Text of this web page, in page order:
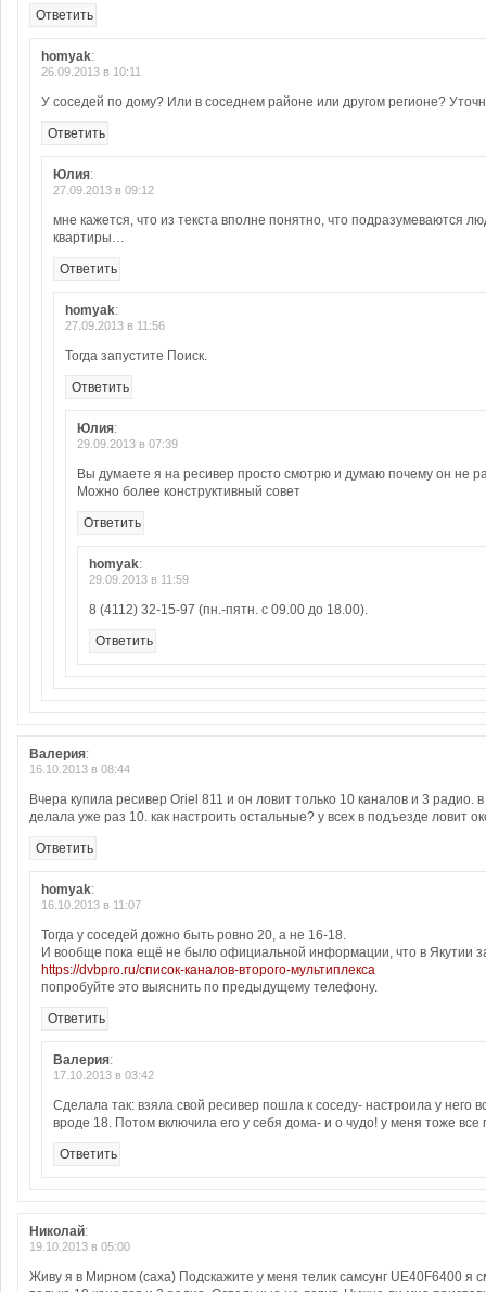
Ответить
homyak:
26.09.2013 в 10:11
У соседей по дому? Или в соседнем районе или другом регионе?
Ответить
Юлия:
27.09.2013 в 09:12
мне кажется, что из текста вполне понятно, что подразумеваются
квартиры…
Ответить
homyak:
27.09.2013 в 11:56
Тогда запустите Поиск.
Ответить
Юлия:
29.09.2013 в 07:39
Вы думаете я на ресивер просто смотрю и думаю почему он не
Можно более конструктивный совет
Ответить
homyak:
29.09.2013 в 11:59
8 (4112) 32-15-97 (пн.-пятн. с 09.00 до 18.00).
Ответить
Валерия:
16.10.2013 в 08:44
Вчера купила ресивер Oriel 811 и он ловит только 10 каналов и 3 радио.
делала уже раз 10. как настроить остальные? у всех в подъезде ловит
Ответить
homyak:
16.10.2013 в 11:07
Тогда у соседей дожно быть ровно 20, а не 16-18.
И вообще пока ещё не было официальной информации, что в Якутии
https://dvbpro.ru/список-каналов-второго-мультиплекса
попробуйте это выяснить по предыдущему телефону.
Ответить
Валерия:
17.10.2013 в 03:42
Сделала так: взяла свой ресивер пошла к соседу- настроила у него
вроде 18. Потом включила его у себя дома- и о чудо! у меня тоже все
Ответить
Николай:
19.10.2013 в 05:00
Живу я в Мирном (саха) Подскажите у меня телик самсунг UE40F6400 я